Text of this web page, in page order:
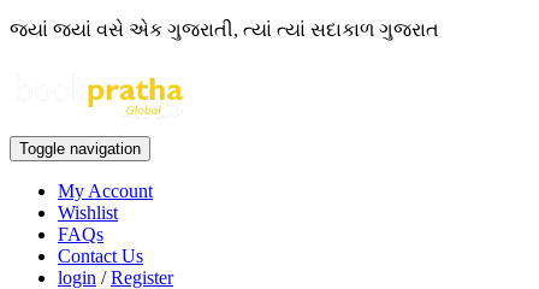
જ્યાં જ્યાં વસે એક ગુજરાતી, ત્યાં ત્યાં સદાકાળ ગુજરાત
Toggle navigation
My Account
Wishlist
FAQs
Contact Us
login /Register